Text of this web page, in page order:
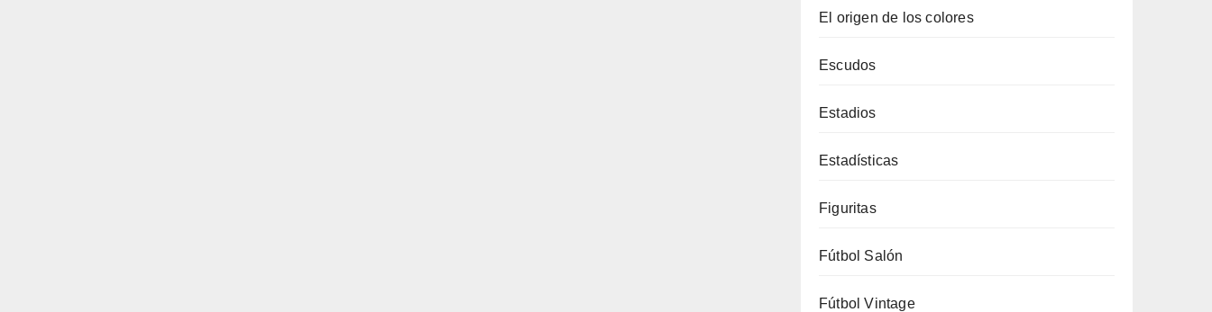
El origen de los colores
Escudos
Estadios
Estadísticas
Figuritas
Fútbol Salón
Fútbol Vintage